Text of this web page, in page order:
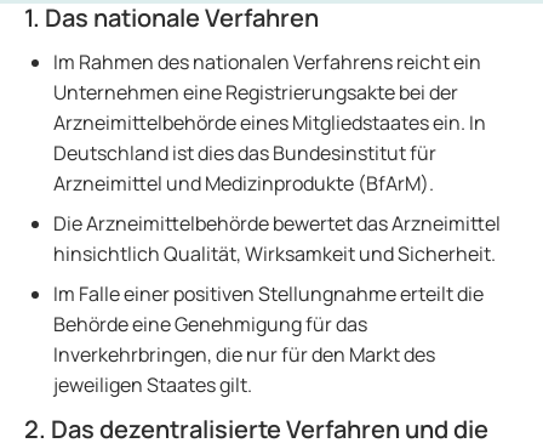
1. Das nationale Verfahren
Im Rahmen des nationalen Verfahrens reicht ein
Unternehmen eine Registrierungsakte bei der
Arzneimittelbehörde eines Mitgliedstaates ein. In
Deutschland ist dies das Bundesinstitut für
Arzneimittel und Medizinprodukte (BfArM).
Die Arzneimittelbehörde bewertet das Arzneimittel
hinsichtlich Qualität, Wirksamkeit und Sicherheit.
Im Falle einer positiven Stellungnahme erteilt die
Behörde eine Genehmigung für das
Inverkehrbringen, die nur für den Markt des
jeweiligen Staates gilt.
2. Das dezentralisierte Verfahren und die